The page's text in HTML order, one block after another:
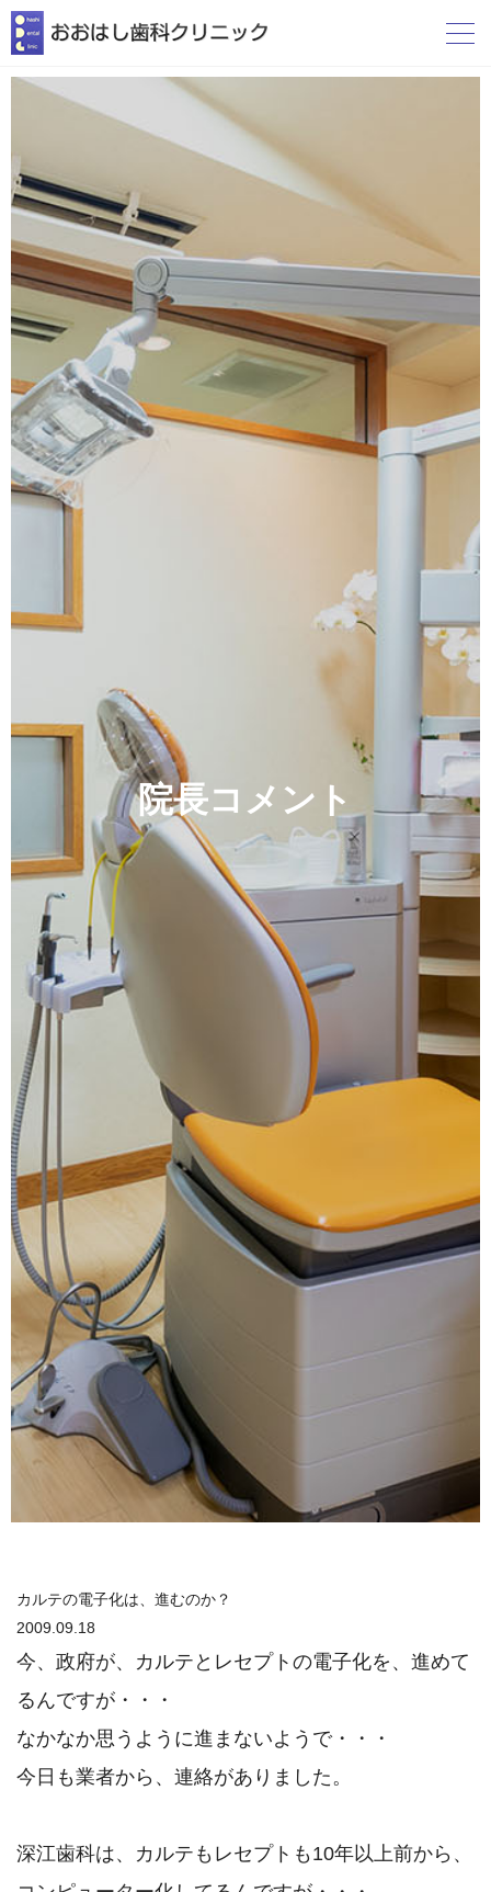
院長コメント
カルテの電子化は、進むのか？
2009.09.18
今、政府が、カルテとレセプトの電子化を、進めて
るんですが・・・
なかなか思うように進まないようで・・・
今日も業者から、連絡がありました。
深江歯科は、カルテもレセプトも10年以上前から、